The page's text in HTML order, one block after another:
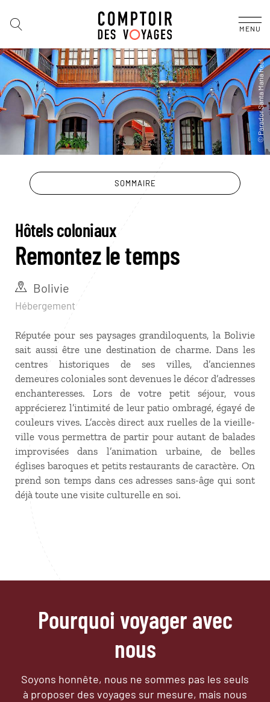
MENU
SOMMAIRE
Hôtels coloniaux
Remontez le temps
Bolivie
Hébergement
Réputée pour ses paysages grandiloquents, la Bolivie
sait aussi être une destination de charme. Dans les
centres historiques de ses villes, d’anciennes
demeures coloniales sont devenues le décor d’adresses
enchanteresses. Lors de votre petit séjour, vous
apprécierez l’intimité de leur patio ombragé, égayé de
couleurs vives. L’accès direct aux ruelles de la vieille-
ville vous permettra de partir pour autant de balades
improvisées dans l’animation urbaine, de belles
églises baroques et petits restaurants de caractère. On
prend son temps dans ces adresses sans-âge qui sont
déjà toute une visite culturelle en soi.
Pourquoi voyager avec
nous
Soyons honnête, nous ne sommes pas les seuls
à proposer des voyages sur mesure, mais nous